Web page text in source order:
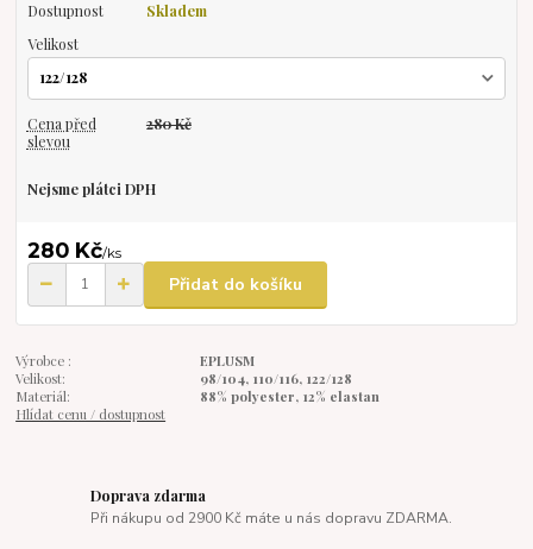
Dostupnost
Skladem
Velikost
Cena před
slevou
280 Kč
Nejsme plátci DPH
280 Kč/ks
Přidat do košíku
Výrobce :
EPLUSM
Velikost:
98/104, 110/116, 122/128
Materiál:
88% polyester, 12% elastan
Hlídat cenu / dostupnost
Doprava zdarma
Při nákupu od 2900 Kč máte u nás dopravu ZDARMA.